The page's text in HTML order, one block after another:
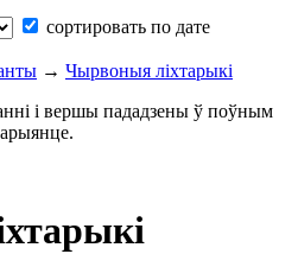
сортировать по дате
→ Чырвоныя ліхтарыкі
і вершы пададзены ў поўным